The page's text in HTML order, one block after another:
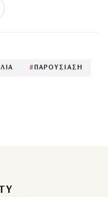
# ΠΑΡΟΥΣΙΑΣΗ